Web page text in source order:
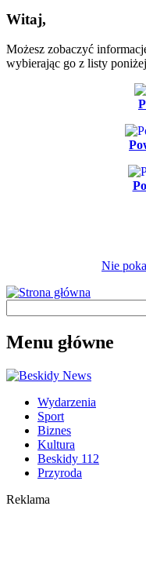
Witaj,
Możesz zobaczyć
wybierając go z listy
Nie
Menu główne
Wydarzenia
Sport
Biznes
Kultura
Beskidy 112
Przyroda
Reklama